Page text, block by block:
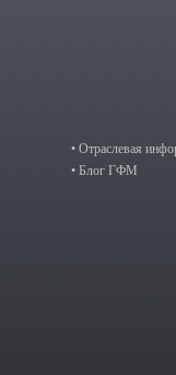
• Отраслевая
• Блог ГФМ